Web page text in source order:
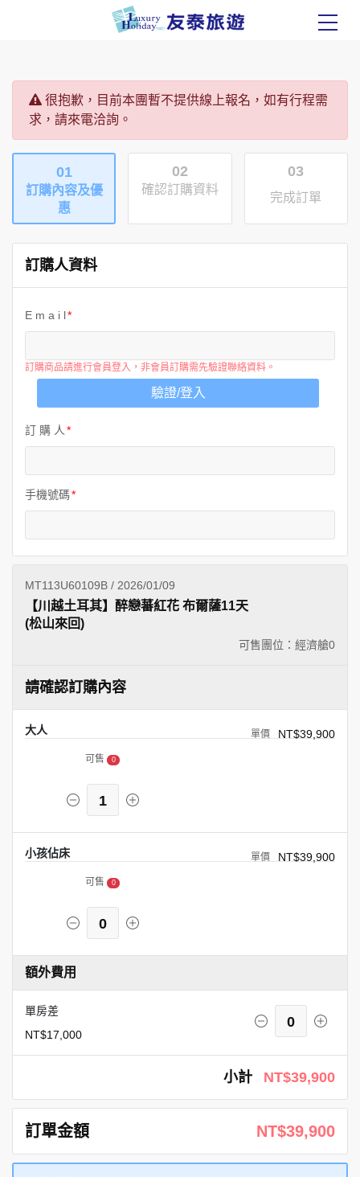
很抱歉，目前本團暫不提供線上報名，如有行程需
求，請來電洽詢。
01
訂購內容及優
惠
02
確認訂購資料
03
完成訂單
訂購人資料
E m a i l
訂購商品請進行會員登入，非會員訂購需先驗證聯絡資料。
驗證/登入
訂 購 人
手機號碼
MT113U60109B / 2026/01/09
可售團位：經濟艙0
【川越土耳其】醉戀蕃紅花 布爾薩11天
(松山來回)
請確認訂購內容
大人 NT$39,900
可售 0
1
小孩佔床 NT$39,900
可售 0
0
額外費用
單房差
NT$17,000
0
小計 NT$39,900
訂單金額 NT$39,900